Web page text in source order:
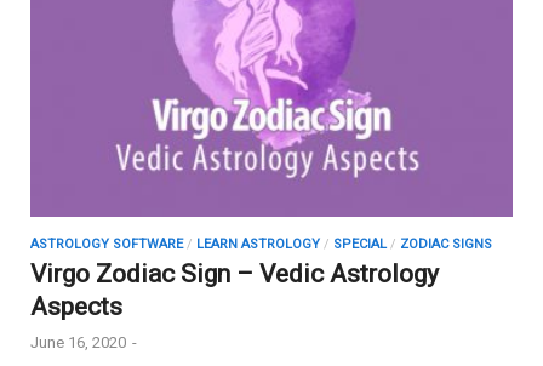
ASTROLOGY SOFTWARE/ LEARN ASTROLOGY / SPECIAL/ ZODIAC SIGNS
Virgo Zodiac Sign – Vedic Astrology
Aspects
June 16, 2020 -